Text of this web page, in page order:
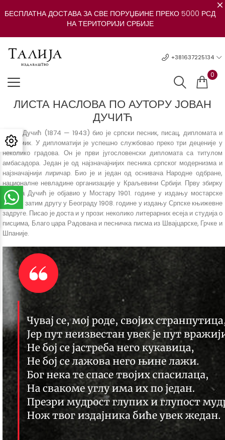
БЕСПЛАТНА ДОСТАВА ЗА СВЕ ПОРУЏБИНЕ ПРЕКО 5000 РСД
НА ТЕРИТОРИЈИ СРБИЈЕ
+381637225134
0
ЛИСТА НАСЛОВА ПО АУТОРУ ЈОВАН
ДУЧИЋ
Јован Дучић (1874 — 1943) био је српски песник, писац, дипломата и
академик. У дипломатији је успешно службовао преко три деценије у
неколико градова. Он је први југословенски дипломата са титулом
амбасадора. Један је од најзначајнијих песника српског модернизма и
најзначајнији лиричар. Био је и један од оснивача Народне одбране,
националне невладине организације у Краљевини Србији. Прву збирку
песама Дучић је објавио у Мостару 1901. године у издању мостарске
„Зоре”, затим другу у Београду 1908. године у издању Српске књижевне
задруге. Писао је доста и у прози: неколико литерарних есеја и студија о
писцима, Благо цара Радована и песничка писма из Швајцарске, Грчке и
Шпаније.